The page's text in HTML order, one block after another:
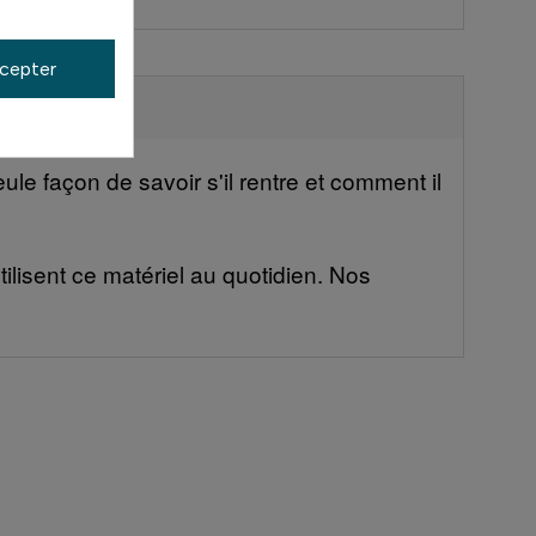
façon de savoir s'il rentre et comment il
ce matériel au quotidien. Nos